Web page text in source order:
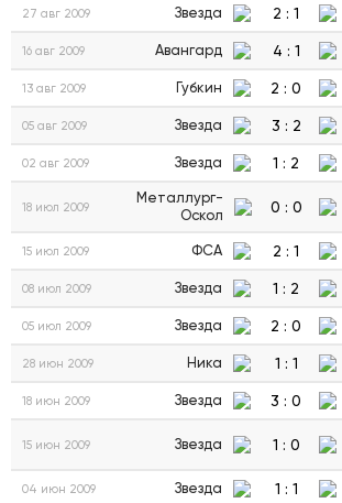
27 авг 2009 Звезда 2 : 1
16 авг 2009 Авангард 4 : 1
13 авг 2009 Губкин 2 : 0
05 авг 2009 Звезда 3 : 2
02 авг 2009 Звезда 1 : 2
18 июл 2009
Металлург-
Оскол
0 : 0
15 июл 2009 ФСА 2 : 1
08 июл 2009 Звезда 1 : 2
05 июл 2009 Звезда 2 : 0
28 июн 2009 Ника 1 : 1
18 июн 2009 Звезда 3 : 0
15 июн 2009 Звезда 1 : 0
04 июн 2009 Звезда 1 : 1